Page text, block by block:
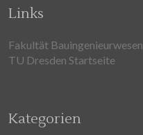
Links
Fakultät Bauingenieurwesen
TU Dresden Startseite
Kategorien